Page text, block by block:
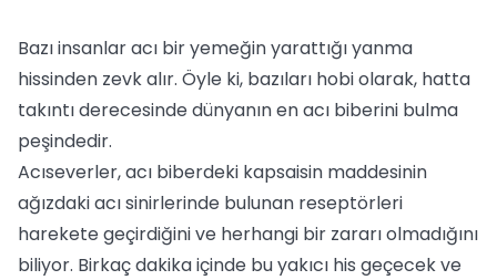
Bazı insanlar acı bir yemeğin yarattığı yanma
hissinden zevk alır. Öyle ki, bazıları hobi olarak, hatta
takıntı derecesinde dünyanın en acı biberini bulma
peşindedir.
Acıseverler, acı biberdeki kapsaisin maddesinin
ağızdaki acı sinirlerinde bulunan reseptörleri
harekete geçirdiğini ve herhangi bir zararı olmadığını
biliyor. Birkaç dakika içinde bu yakıcı his geçecek ve